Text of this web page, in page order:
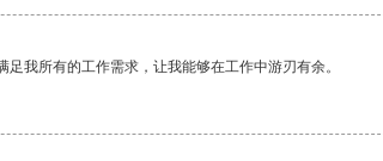
我所有的工作需求，让我能够在工作中游刃有余。